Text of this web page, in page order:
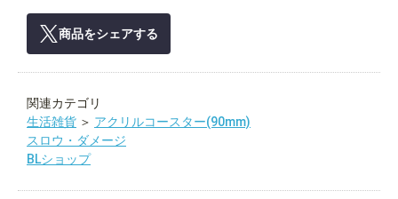
商品をシェアする
関連カテゴリ
生活雑貨 ＞ アクリルコースター(90mm)
スロウ・ダメージ
BLショップ